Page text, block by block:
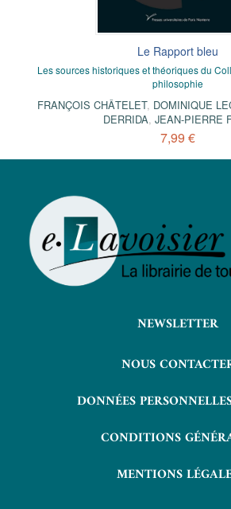
Le Rapport bleu
Les sources historiques et théoriques du
philosophie
FRANÇOIS CHÂTELET, DOMINIQUE
DERRIDA, JEAN-PIERRE
7,99 €
NEWSLETTER
NOUS
DONNÉES
CONDITIONS
MENTIONS